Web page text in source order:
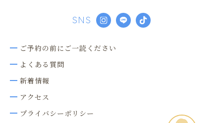
SNS
ご予約の前にご一読ください
よくある質問
新着情報
アクセス
プライバシーポリシー